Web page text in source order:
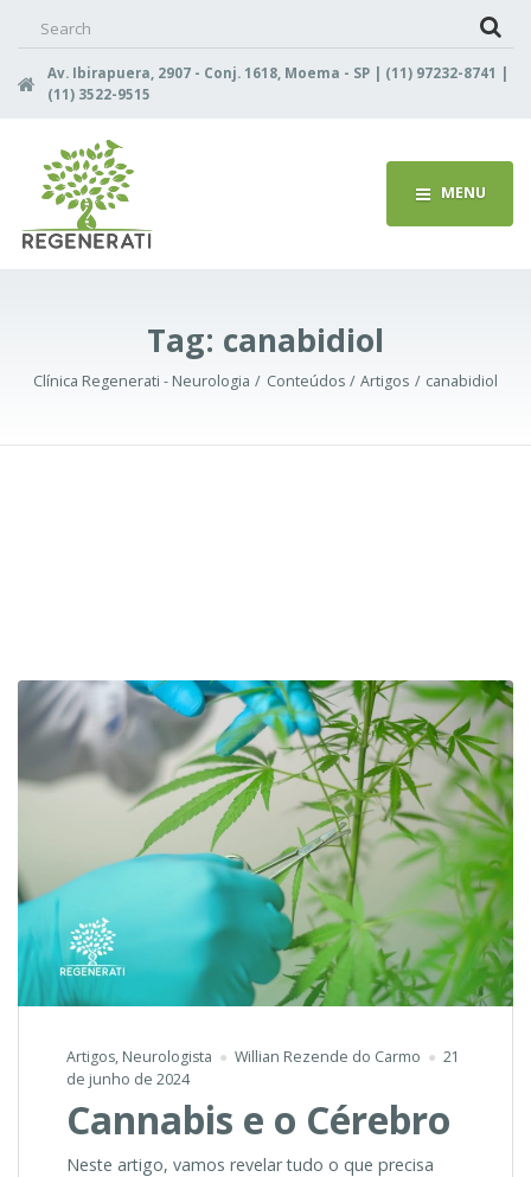
Av. Ibirapuera, 2907 - Conj. 1618, Moema - SP | (11) 97232-8741 |
(11) 3522-9515
MENU
Tag: canabidiol
Clínica Regenerati - Neurologia Conteúdos Artigos canabidiol
Artigos, Neurologista Willian Rezende do Carmo
21
de junho de 2024
Cannabis e o Cérebro
Neste artigo, vamos revelar tudo o que precisa